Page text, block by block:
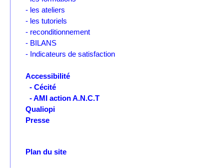
- les ateliers
- les tutoriels
- reconditionnement
- BILANS
- Indicateurs de satisfaction
Accessibilité
- Cécité
- AMI action A.N.C.T
Qualiopi
Presse
Plan du site